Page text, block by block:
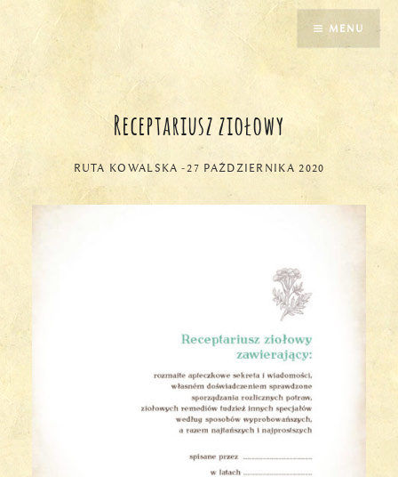
MENU
Receptariusz ziołowy
RUTA KOWALSKA -27 PAŹDZIERNIKA 2020